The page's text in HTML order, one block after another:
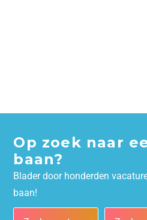
Op zoek naar
baan?
Blader door honderden
baan!